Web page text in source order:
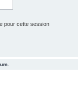
pour cette session